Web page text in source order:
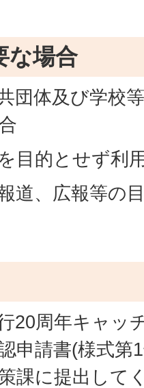
な場合
団体及び学校
目的とせず利
道、広報等の
20周年キャッ
申請書(様式第
課に提出して